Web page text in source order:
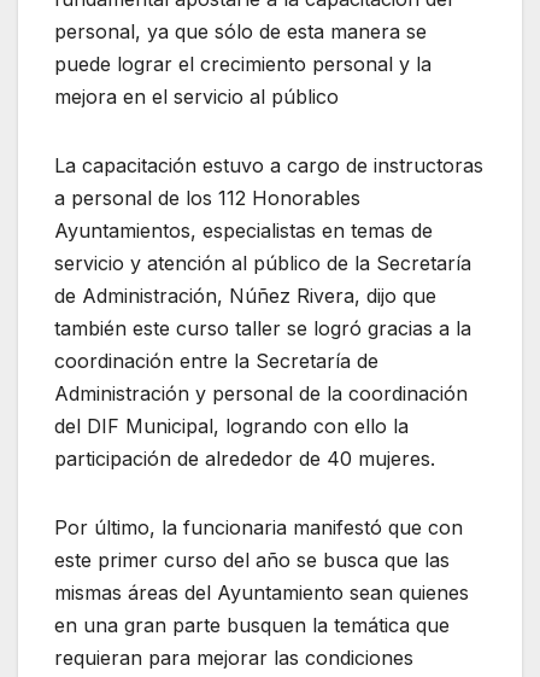
personal, ya que sólo de esta manera se
puede lograr el crecimiento personal y la
mejora en el servicio al público
La capacitación estuvo a cargo de instructoras
a personal de los 112 Honorables
Ayuntamientos, especialistas en temas de
servicio y atención al público de la Secretaría
de Administración, Núñez Rivera, dijo que
también este curso taller se logró gracias a la
coordinación entre la Secretaría de
Administración y personal de la coordinación
del DIF Municipal, logrando con ello la
participación de alrededor de 40 mujeres.
Por último, la funcionaria manifestó que con
este primer curso del año se busca que las
mismas áreas del Ayuntamiento sean quienes
en una gran parte busquen la temática que
requieran para mejorar las condiciones